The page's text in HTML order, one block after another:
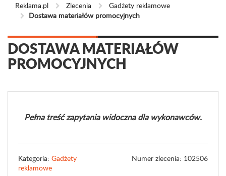
Reklama.pl Zlecenia
Gadżety reklamowe
Dostawa materiałów promocyjnych
DOSTAWA MATERIAŁÓW
PROMOCYJNYCH
Pełna treść zapytania widoczna dla wykonawców.
Kategoria: Gadżety
reklamowe
Numer zlecenia: 102506